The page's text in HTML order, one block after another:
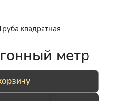
квадратная
метр